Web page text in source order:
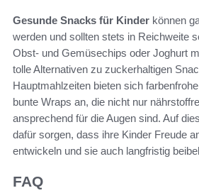
Gesunde Snacks für Kinder können
werden und sollten stets in Reichweite
Obst- und Gemüsechips oder Joghurt
tolle Alternativen zu zuckerhaltigen
Hauptmahlzeiten bieten sich
bunte Wraps an, die nicht nur
ansprechend für die Augen sind. Auf
dafür sorgen, dass ihre Kinder Freude
entwickeln und sie auch langfristig
FAQ